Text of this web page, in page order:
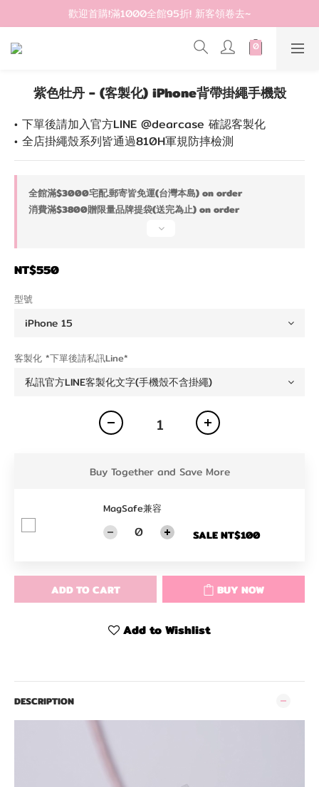
登入會員滿$1200超取免運 - 輸入折扣碼：DEAR20
歡迎首購!滿1000全館95折! 新客領卷去~
登入會員滿$1200超取免運 - 輸入折扣碼：DEAR20
紫色牡丹 - (客製化) iPhone背帶掛繩手機殼
• 下單後請加入官方LINE @dearcase 確認客製化
• 全店掛繩殼系列皆通過810H軍規防摔檢測
全館滿$3000宅配.郵寄皆免運(台灣本島) on order
消費滿$3800贈限量品牌提袋(送完為止) on order
NT$550
型號
客製化 *下單後請私訊Line*
Buy Together and Save More
MagSafe兼容
SALE NT$100
ADD TO CART BUY NOW
Add to Wishlist
DESCRIPTION